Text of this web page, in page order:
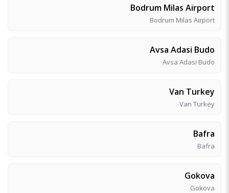
Bodrum Milas Airport
Bodrum Milas Airport
Avsa Adasi Budo
Avsa Adasi Budo
Van Turkey
Van Turkey
Bafra
Bafra
Gokova
Gokova